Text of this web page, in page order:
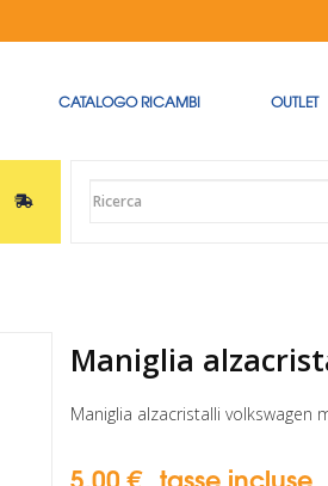
CATALOGO RICAMBI OUTLET
Maniglia
Maniglia alzacristalli volkswagen
5,00 € tasse incluse